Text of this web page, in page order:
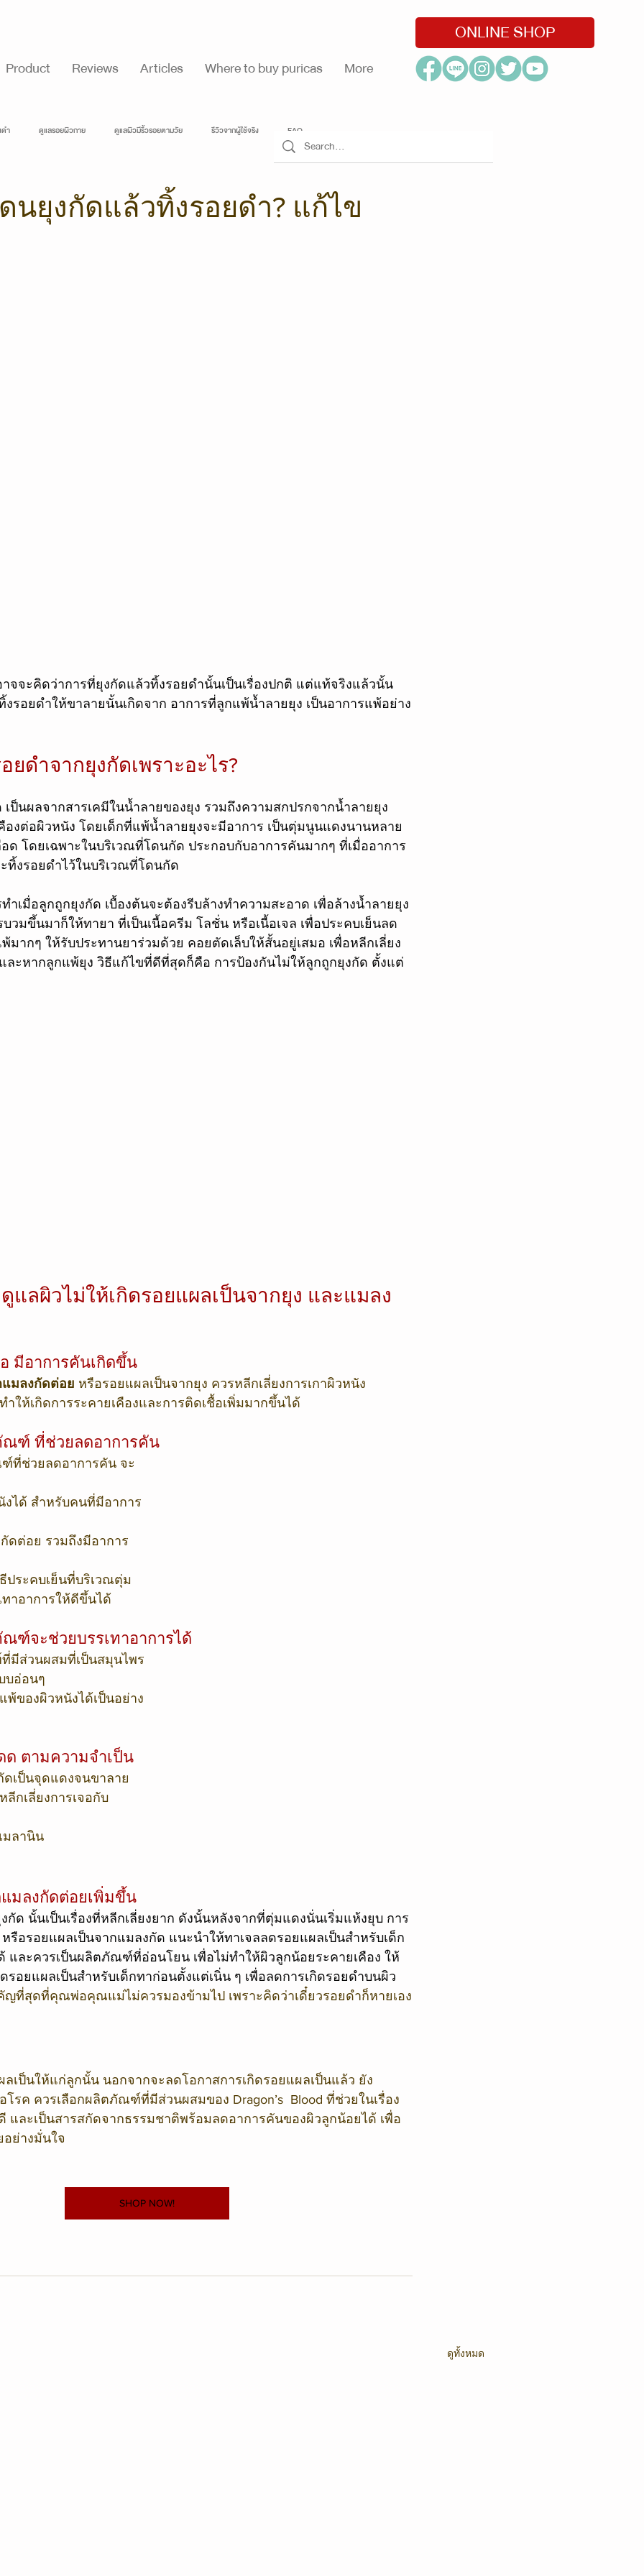
Product Reviews Articles Where to buy puricas More
ONLINE SHOP
ำ ดูแลรอยผิวกาย ดูแลผิวมีริ้วรอยตามวัย รีวิวจากผู้ใช้จริง FAQ
นยุงกัดแล้วทิ้งรอยดำ? แก้ไข
จะคิดว่าการที่ยุงกัดแล้วทิ้งรอยดำนั้นเป็นเรื่องปกติ แต่แท้จริงแล้วนั้น
รอยดำให้ขาลายนั้นเกิดจาก อาการที่ลูกแพ้น้ำลายยุง เป็นอาการแพ้อย่าง
ยดำจากยุงกัดเพราะอะไร?
เป็นผลจากสารเคมีในน้ำลายของยุง รวมถึงความสกปรกจากน้ำลายยุง
องต่อผิวหนัง โดยเด็กที่แพ้น้ำลายยุงจะมีอาการ เป็นตุ่มนูนแดงนานหลาย
ด โดยเฉพาะในบริเวณที่โดนกัด ประกอบกับอาการคันมากๆ ที่เมื่ออาการ
ทิ้งรอยดำไว้ในบริเวณที่โดนกัด
เมื่อลูกถูกยุงกัด เบื้องต้นจะต้องรีบล้างทำความสะอาด เพื่อล้างน้ำลายยุง
วมขึ้นมาก็ให้ทายา ที่เป็นเนื้อครีม โลชั่น หรือเนื้อเจล เพื่อประคบเย็นลด
มากๆ ให้รับประทานยาร่วมด้วย คอยตัดเล็บให้สั้นอยู่เสมอ เพื่อหลีกเลี่ยง
ละหากลูกแพ้ยุง วิธีแก้ไขที่ดีที่สุดก็คือ การป้องกันไม่ให้ลูกถูกยุงกัด ตั้งแต่
แลผิวไม่ให้เกิดรอยแผลเป็นจากยุง และแมลง
อ มีอาการคันเกิดขึ้น
มลงกัดต่อย หรือรอยแผลเป็นจากยุง ควรหลีกเลี่ยงการเกาผิวหนัง
ำให้เกิดการระคายเคืองและการติดเชื้อเพิ่มมากขึ้นได้
ณฑ์ ที่ช่วยลดอาการคัน
ที่ช่วยลดอาการคัน จะ
งได้ สำหรับคนที่มีอาการ
ดต่อย รวมถึงมีอาการ
ประคบเย็นที่บริเวณตุ่ม
าอาการให้ดีขึ้นได้
ฑ์จะช่วยบรรเทาอาการได้
มีส่วนผสมที่เป็นสมุนไพร
บอ่อนๆ
พ้ของผิวหนังได้เป็นอย่าง
ด ตามความจำเป็น
เป็นจุดแดงจนขาลาย
กเลี่ยงการเจอกับ
มลานิน
มลงกัดต่อยเพิ่มขึ้น
ด นั้นเป็นเรื่องที่หลีกเลี่ยงยาก ดังนั้นหลังจากที่ตุ่มแดงนั่นเริ่มแห้งยุบ การ
รือรอยแผลเป็นจากแมลงกัด แนะนำให้ทาเจลลดรอยแผลเป็นสำหรับเด็ก
และควรเป็นผลิตภัณฑ์ที่อ่อนโยน เพื่อไม่ทำให้ผิวลูกน้อยระคายเคือง ให้
อยแผลเป็นสำหรับเด็กทาก่อนตั้งแต่เนิ่น ๆ เพื่อลดการเกิดรอยดำบนผิว
ที่สุดที่คุณพ่อคุณแม่ไม่ควรมองข้ามไป เพราะคิดว่าเดี๋ยวรอยดำก็หายเอง
ลเป็นให้แก่ลูกนั้น นอกจากจะลดโอกาสการเกิดรอยแผลเป็นแล้ว ยัง
โรค ควรเลือกผลิตภัณฑ์ที่มีส่วนผสมของ Dragon’s  Blood ที่ช่วยในเรื่อง
และเป็นสารสกัดจากธรรมชาติพร้อมลดอาการคันของผิวลูกน้อยได้ เพื่อ
ย่างมั่นใจ
SHOP NOW!
ดูทั้งหมด